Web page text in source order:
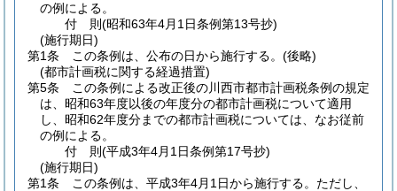
の例による。
付 則(昭和63年4月1日条例第13号抄)
(施行期日)
第1条
この条例は、公布の日から施行する。 (後略)
(都市計画税に関する経過措置)
第5条
この条例による改正後の川西市都市計画税条例の規定
は、昭和63年度以後の年度分の都市計画税について適用
し、昭和62年度分までの都市計画税については、なお従前
の例による。
付 則(平成3年4月1日条例第17号抄)
(施行期日)
第1条
この条例は、平成3年4月1日から施行する。 ただし、